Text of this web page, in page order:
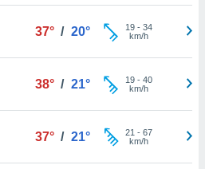
37° / 20° 19- 34
km/h
38° / 21° 19- 40
km/h
37° / 21° 21 - 67
km/h